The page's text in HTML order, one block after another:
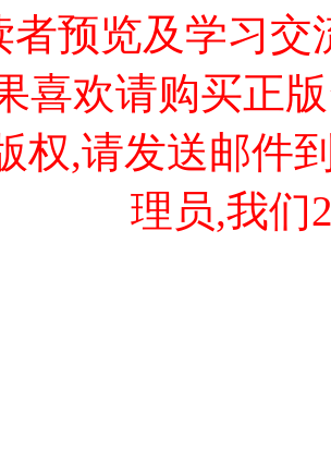
者预览及学习交
喜欢请购买正
权,请发送邮件
理员,我们